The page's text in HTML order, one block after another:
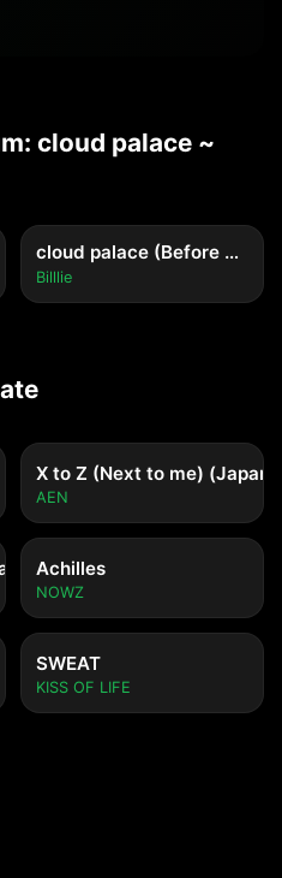
cloud palace ~
cloud palace (Before moonrise mix)
Billlie
X to Z (Next to me)
AEN
ver.)
Achilles
NOWZ
SWEAT
KISS OF LIFE